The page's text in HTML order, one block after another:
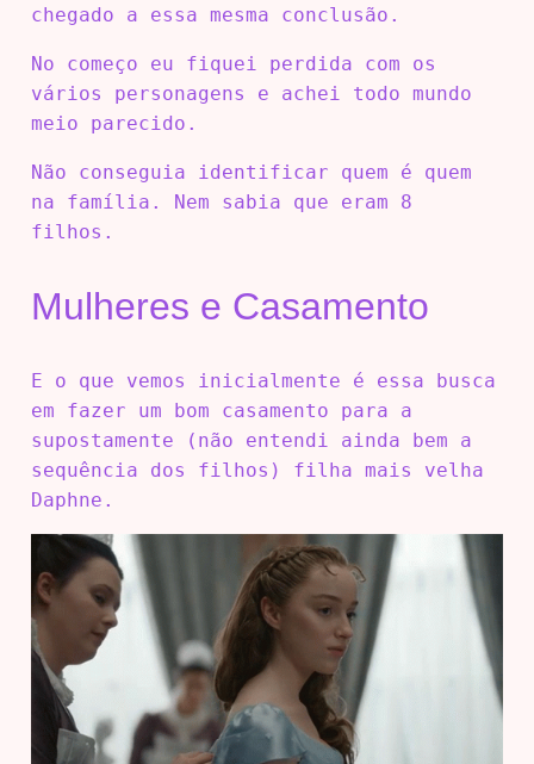
chegado a essa mesma conclusão.
No começo eu fiquei perdida com os
vários personagens e achei todo mundo
meio parecido.
Não conseguia identificar quem é quem
na família. Nem sabia que eram 8
filhos.
Mulheres e Casamento
E o que vemos inicialmente é essa busca
em fazer um bom casamento para a
supostamente (não entendi ainda bem a
sequência dos filhos) filha mais velha
Daphne.